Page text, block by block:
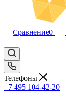
Сравнение0
Телефоны
+7 495 104-42-20